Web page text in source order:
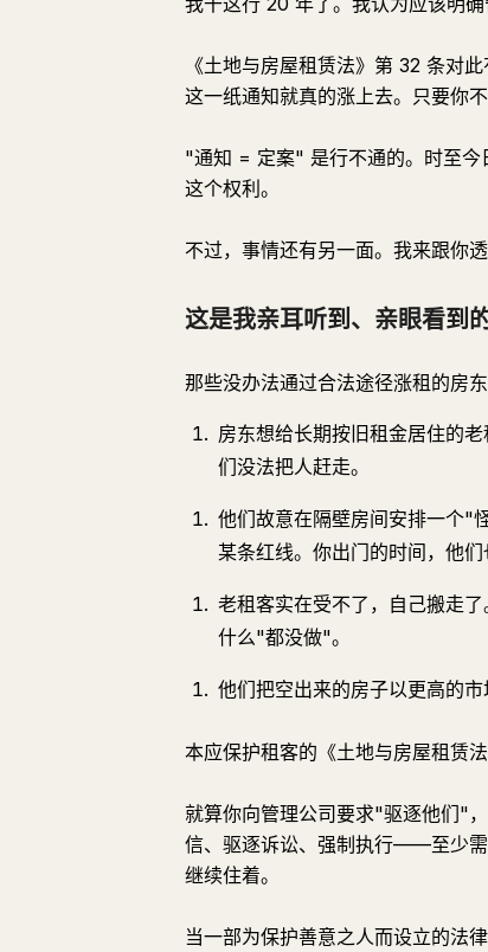
《土地与房屋租赁法》第 32 条对
这一纸通知就真的涨上去。只要你
"通知 = 定案" 是行不通的。时至今
这个权利。
不过，事情还有另一面。我来跟你
这是我亲耳听到、亲眼看到
那些没办法通过合法途径涨租的房
房东想给长期按旧租金居住的
们没法把人赶走。
他们故意在隔壁房间安排一个"
某条红线。你出门的时间，他们
老租客实在受不了，自己搬走
什么"都没做"。
他们把空出来的房子以更高的
本应保护租客的《土地与房屋租赁
就算你向管理公司要求"驱逐他们"
信、驱逐诉讼、强制执行——至少需
继续住着。
当一部为保护善意之人而设立的法